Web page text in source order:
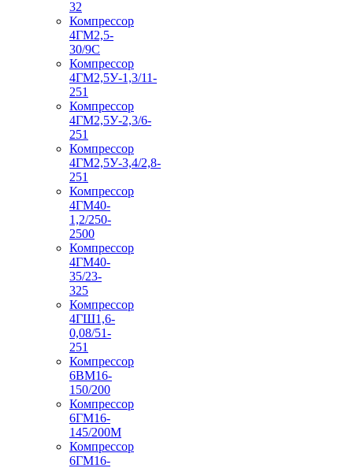
32
Компрессор
4ГМ2,5-
30/9С
Компрессор
4ГМ2,5У-1,3/11-
251
Компрессор
4ГМ2,5У-2,3/6-
251
Компрессор
4ГМ2,5У-3,4/2,8-
251
Компрессор
4ГМ40-
1,2/250-
2500
Компрессор
4ГМ40-
35/23-
325
Компрессор
4ГШ1,6-
0,08/51-
251
Компрессор
6ВМ16-
150/200
Компрессор
6ГМ16-
145/200М
Компрессор
6ГМ16-